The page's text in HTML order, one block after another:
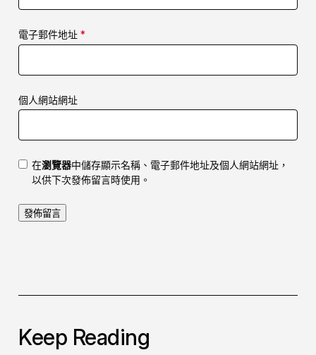
電子郵件地址 *
個人網站網址
在瀏覽器中儲存顯示名稱、電子郵件地址及個人網站網址，
以供下次發佈留言時使用。
Keep Reading